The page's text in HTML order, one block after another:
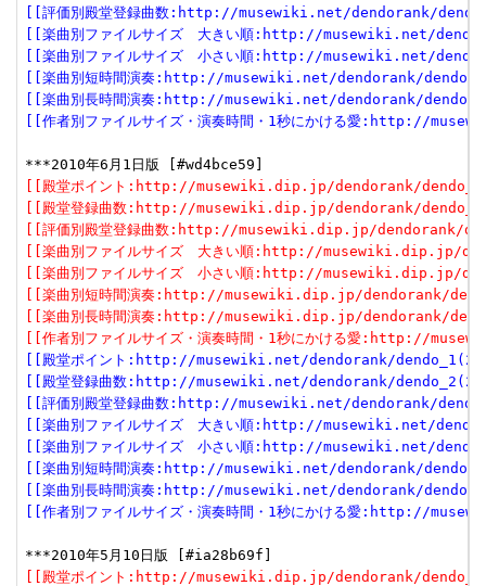
[[評価別殿堂登録曲数:http://musewiki.net/dendorank/
[[楽曲別ファイルサイズ　大きい順:http://musewiki.net/
[[楽曲別ファイルサイズ　小さい順:http://musewiki.net/
[[楽曲別短時間演奏:http://musewiki.net/dendorank/
[[楽曲別長時間演奏:http://musewiki.net/dendorank/
[[作者別ファイルサイズ・演奏時間・1秒にかける愛:http://
[[殿堂ポイント:http://musewiki.dip.jp/dendorank/
[[殿堂登録曲数:http://musewiki.dip.jp/dendorank/
[[評価別殿堂登録曲数:http://musewiki.dip.jp/dendorank/
[[楽曲別ファイルサイズ　大きい順:http://musewiki.dip.jp/
[[楽曲別ファイルサイズ　小さい順:http://musewiki.dip.jp/
[[楽曲別短時間演奏:http://musewiki.dip.jp/dendorank/
[[楽曲別長時間演奏:http://musewiki.dip.jp/dendorank/
[[作者別ファイルサイズ・演奏時間・1秒にかける愛:http://
[[殿堂ポイント:http://musewiki.net/dendorank/
[[殿堂登録曲数:http://musewiki.net/dendorank/
[[評価別殿堂登録曲数:http://musewiki.net/dendorank/
[[楽曲別ファイルサイズ　大きい順:http://musewiki.net/
[[楽曲別ファイルサイズ　小さい順:http://musewiki.net/
[[楽曲別短時間演奏:http://musewiki.net/dendorank/
[[楽曲別長時間演奏:http://musewiki.net/dendorank/
[[作者別ファイルサイズ・演奏時間・1秒にかける愛:http://
[[殿堂ポイント:http://musewiki.dip.jp/dendorank/